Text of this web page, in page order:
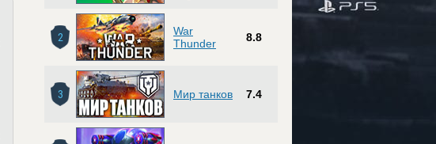
2
War
Thunder
8.8
3 Мир танков 7.4